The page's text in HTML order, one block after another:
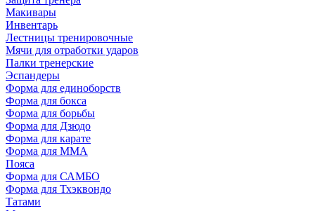
Макивары
Инвентарь
Лестницы тренировочные
Мячи для отработки ударов
Палки тренерские
Эспандеры
Форма для единоборств
Форма для бокса
Форма для борьбы
Форма для Дзюдо
Форма для карате
Форма для MMA
Пояса
Форма для САМБО
Форма для Тхэквондо
Татами